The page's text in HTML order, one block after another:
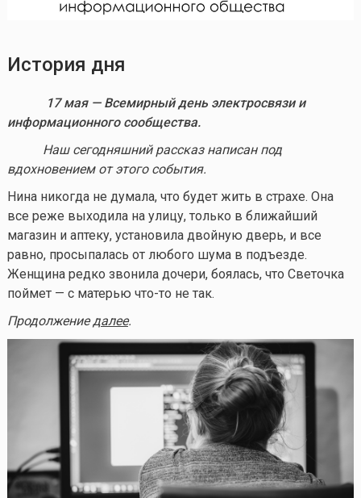
История дня
17 мая — Всемирный день электросвязи и
информационного сообщества.
Наш сегодняшний рассказ написан под
вдохновением от этого события.
Нина никогда не думала, что будет жить в страхе. Она
все реже выходила на улицу, только в ближайший
магазин и аптеку, установила двойную дверь, и все
равно, просыпалась от любого шума в подъезде.
Женщина редко звонила дочери, боялась, что Светочка
поймет — с матерью что-то не так.
Продолжениедалее.